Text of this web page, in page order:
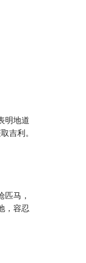
明地道
吉利。
马，
，容忍